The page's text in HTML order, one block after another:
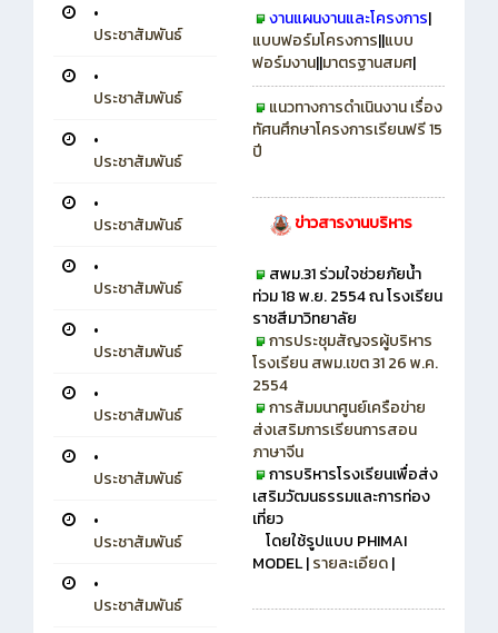
•
ประชาสัมพันธ์
•
ประชาสัมพันธ์
•
ประชาสัมพันธ์
•
ประชาสัมพันธ์
•
ประชาสัมพันธ์
•
ประชาสัมพันธ์
•
ประชาสัมพันธ์
•
ประชาสัมพันธ์
•
ประชาสัมพันธ์
•
ประชาสัมพันธ์
งานแผนงานและโครงการ|
แบบฟอร์มโครงการ||แบบ
ฟอร์มงาน||มาตรฐานสมศ|
แนวทางการดำเนินงาน เรื่อง
ทัศนศึกษาโครงการเรียนฟรี 15
ปี
ข่าวสารงานบริหาร
สพม.31 ร่วมใจช่วยภัยน้ำ
ท่วม 18 พ.ย. 2554 ณ โรงเรียน
ราชสีมาวิทยาลัย
การประชุมสัญจรผู้บริหาร
โรงเรียน สพม.เขต 31 26 พ.ค.
2554
การสัมมนาศูนย์เครือข่าย
ส่งเสริมการเรียนการสอน
ภาษาจีน
การบริหารโรงเรียนเพื่อส่ง
เสริมวัฒนธรรมและการท่อง
เที่ยว
โดยใช้รูปแบบ PHIMAI
MODEL |รายละเอียด|